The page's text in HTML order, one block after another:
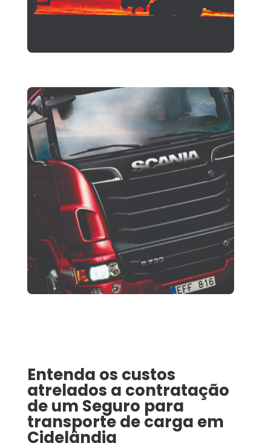
Entenda os custos
atrelados a contratação
de um Seguro para
transporte de carga em
Cidelândia